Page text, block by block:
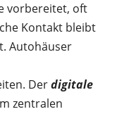
vorbereitet, oft
Kontakt bleibt
Autohäuser
Derdigitale
zentralen